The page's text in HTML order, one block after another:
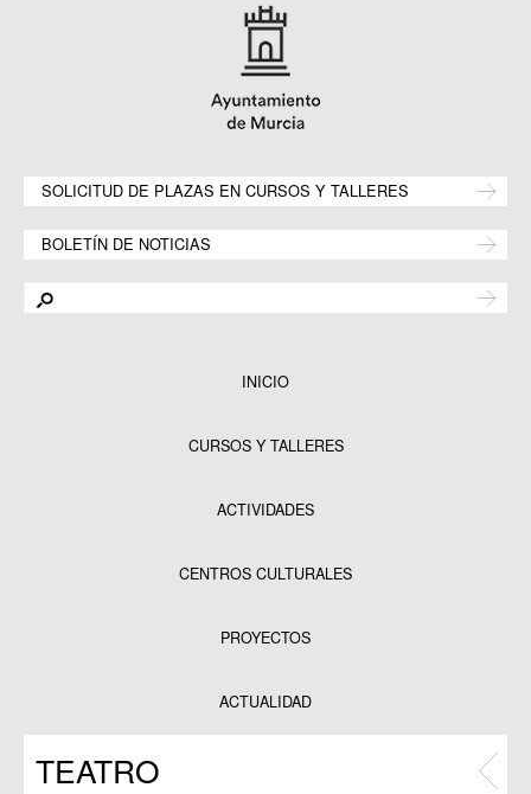
SOLICITUD DE PLAZAS EN CURSOS Y TALLERES
BOLETÍN DE NOTICIAS
INICIO
CURSOS Y TALLERES
ACTIVIDADES
CENTROS CULTURALES
PROYECTOS
Programas
ACTUALIDAD
TEATRO